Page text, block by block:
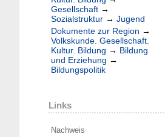
Gesellschaft →
Sozialstruktur → Jugend
Dokumente zur Region →
Volkskunde. Gesellschaft.
Kultur. Bildung → Bildung
und Erziehung →
Bildungspolitik
Links
Nachweis